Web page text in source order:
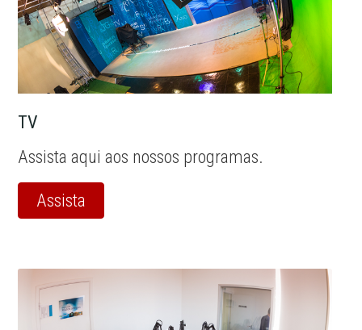
TV
Assista aqui aos nossos programas.
Assista